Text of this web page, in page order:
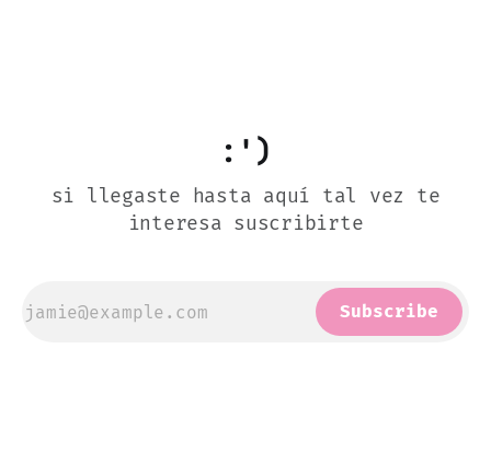
:')
si llegaste hasta aquí tal vez te
interesa suscribirte
Subscribe